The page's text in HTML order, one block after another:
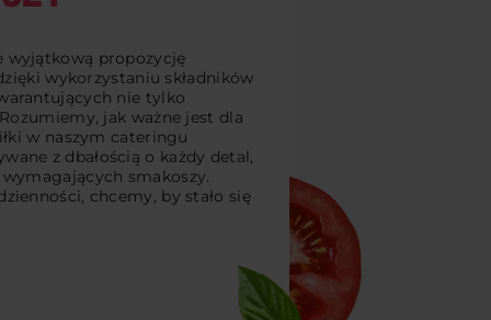
wyjątkową propozycję
wykorzystaniu składników
nie tylko
jak ważne jest dla
w naszym cateringu
z dbałością o każdy detal,
smakoszy.
chcemy, by stało się